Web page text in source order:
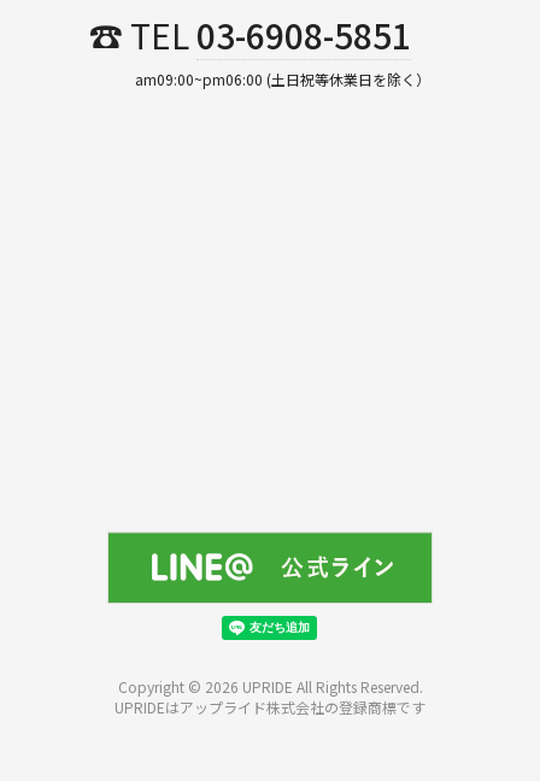
☎ TEL03-6908-5851
am09:00~pm06:00 (土日祝等休業日を除く）
Copyright © 2026 UPRIDE All Rights Reserved.
UPRIDEはアップライド株式会社の登録商標です